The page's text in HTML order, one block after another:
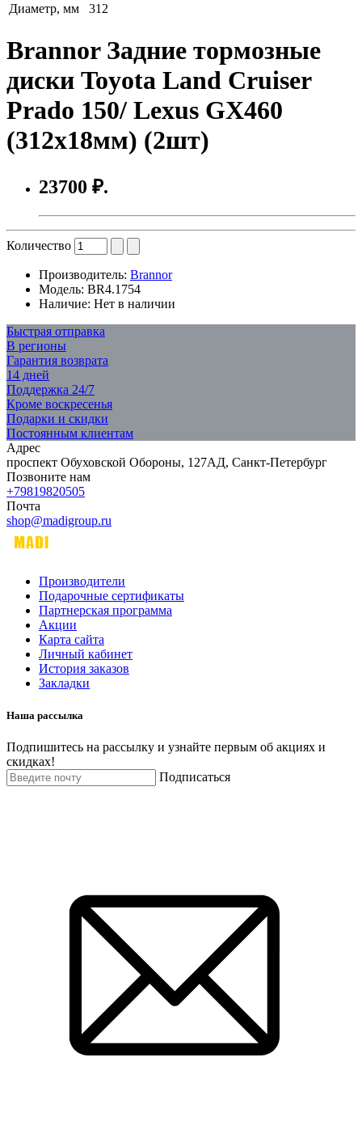
Диаметр, мм
312
Brannor Задние тормозные
диски Toyota Land Cruiser
Prado 150/ Lexus GX460
(312х18мм) (2шт)
23700 ₽.
Количество
Производитель: Brannor
Модель: BR4.1754
Наличие: Нет в наличии
Быстрая отправка
В регионы
Гарантия возврата
14 дней
Поддержка 24/7
Кроме воскресенья
Подарки и скидки
Постоянным клиентам
Адрес
проспект Обуховской Обороны, 127АД, Санкт-Петербург
Позвоните нам
+79819820505
Почта
shop@madigroup.ru
Производители
Подарочные сертификаты
Партнерская программа
Акции
Карта сайта
Личный кабинет
История заказов
Закладки
Наша рассылка
Подпишитесь на рассылку и узнайте первым об акциях и
скидках!
Подписаться